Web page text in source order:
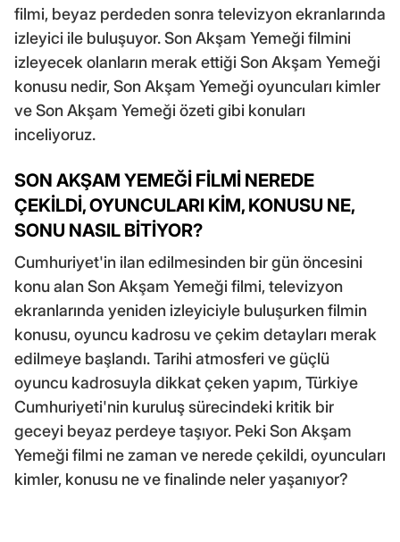
filmi, beyaz perdeden sonra televizyon ekranlarında
izleyici ile buluşuyor. Son Akşam Yemeği filmini
izleyecek olanların merak ettiği Son Akşam Yemeği
konusu nedir, Son Akşam Yemeği oyuncuları kimler
ve Son Akşam Yemeği özeti gibi konuları
inceliyoruz.
SON AKŞAM YEMEĞİ FİLMİ NEREDE
ÇEKİLDİ, OYUNCULARI KİM, KONUSU NE,
SONU NASIL BİTİYOR?
Cumhuriyet'in ilan edilmesinden bir gün öncesini
konu alan Son Akşam Yemeği filmi, televizyon
ekranlarında yeniden izleyiciyle buluşurken filmin
konusu, oyuncu kadrosu ve çekim detayları merak
edilmeye başlandı. Tarihi atmosferi ve güçlü
oyuncu kadrosuyla dikkat çeken yapım, Türkiye
Cumhuriyeti'nin kuruluş sürecindeki kritik bir
geceyi beyaz perdeye taşıyor. Peki Son Akşam
Yemeği filmi ne zaman ve nerede çekildi, oyuncuları
kimler, konusu ne ve finalinde neler yaşanıyor?